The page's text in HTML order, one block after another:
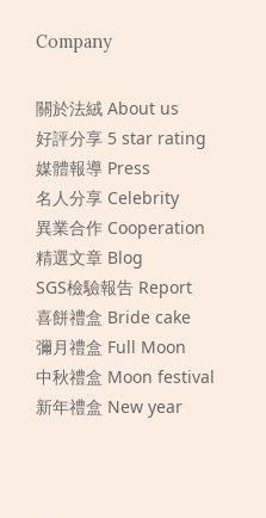
Company
關於法絨 About us
好評分享 5 star rating
媒體報導 Press
名人分享 Celebrity
異業合作 Cooperation
精選文章 Blog
SGS檢驗報告 Report
喜餅禮盒 Bride cake
彌月禮盒 Full Moon
中秋禮盒 Moon festival
新年禮盒 New year